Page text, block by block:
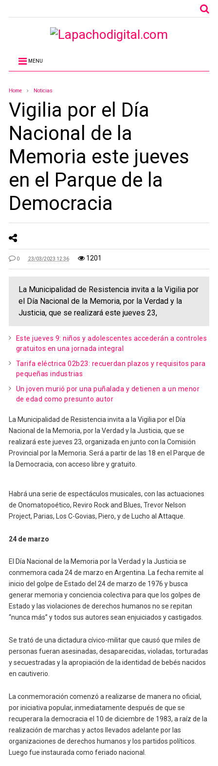
MENU
Home Noticias
Vigilia por el Día
Nacional de la
Memoria este jueves
en el Parque de la
Democracia
0 23/03/2023 12:36 1201
La Municipalidad de Resistencia invita a la Vigilia por
el Día Nacional de la Memoria, por la Verdad y la
Justicia, que se realizará este jueves 23,
Este jueves 9: niños y adolescentes accederán a controles
gratuitos en una jornada integral
Tarifa eléctrica 02b23: recuerdan plazos y requisitos para
pequeñas industrias
Un joven murió por una puñalada y detienen a un menor
de edad como presunto autor
La Municipalidad de Resistencia invita a la Vigilia por el Día
Nacional de la Memoria, por la Verdad y la Justicia, que se
realizará este jueves 23, organizada en junto con la Comisión
Provincial por la Memoria. Será a partir de las 18 en el Parque de
la Democracia, con acceso libre y gratuito.
Habrá una serie de espectáculos musicales, con las actuaciones
de Onomatopoético, Reviro Rock and Blues, Trevor Nelson
Project, Parias, Los C-Govias, Piero, y de Lucho al Attaque.
24 de marzo
El Día Nacional de la Memoria por la Verdad y la Justicia se
conmemora cada 24 de marzo en Argentina. La fecha remite al
inicio del golpe de Estado del 24 de marzo de 1976 y busca
generar memoria y conciencia colectiva para que los golpes de
Estado y las violaciones de derechos humanos no se repitan
“nunca más” y todos sus autores sean enjuiciados y castigados.
Se trató de una dictadura cívico-militar que causó que miles de
personas fueran asesinadas, desaparecidas, violadas, torturadas
y secuestradas y la apropiación de la identidad de bebés nacidos
en cautiverio.
La conmemoración comenzó a realizarse de manera no oficial,
por iniciativa popular, inmediatamente después de que se
recuperara la democracia el 10 de diciembre de 1983, a raíz de la
realización de marchas y actos llevados adelante por las
organizaciones de derechos humanos y los partidos políticos.
Luego fue instaurada como feriado nacional.